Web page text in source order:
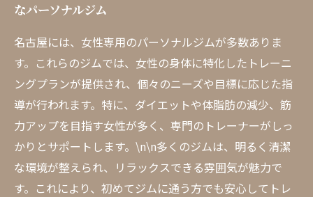
なパーソナルジム
名古屋には、女性専用のパーソナルジムが多数ありま
す。これらのジムでは、女性の身体に特化したトレーニ
ングプランが提供され、個々のニーズや目標に応じた指
導が行われます。特に、ダイエットや体脂肪の減少、筋
力アップを目指す女性が多く、専門のトレーナーがしっ
かりとサポートします。\n\n多くのジムは、明るく清潔
な環境が整えられ、リラックスできる雰囲気が魅力で
す。これにより、初めてジムに通う方でも安心してトレ